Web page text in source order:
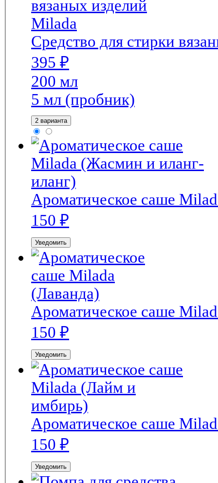
Средство для стирки
395 ₽
200 мл
5 мл (пробник)
2 варианта
Ароматическое саше
150 ₽
Уведомить
Ароматическое саше
150 ₽
Уведомить
Ароматическое саше
150 ₽
Уведомить